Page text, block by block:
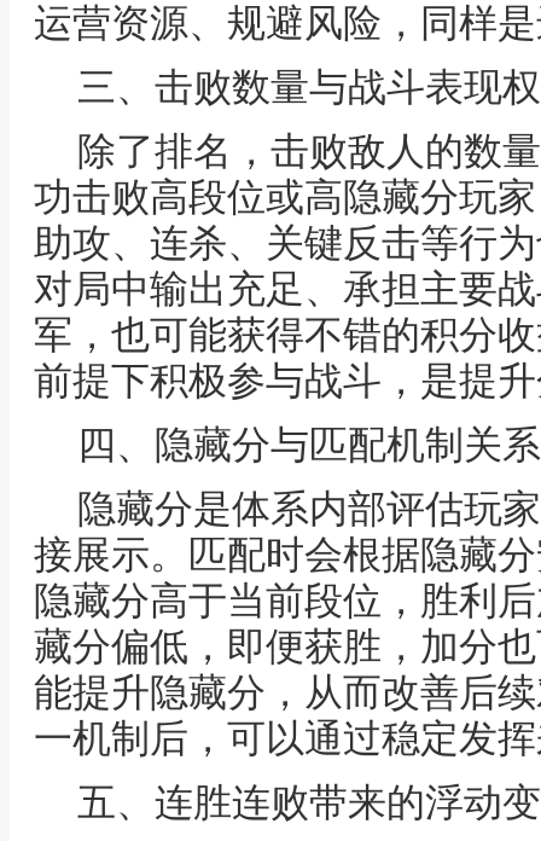
运营资源、规避风险，同样
三、击败数量与战斗表现
除了排名，击败敌人的数
功击败高段位或高隐藏分玩
助攻、连杀、关键反击等行
对局中输出充足、承担主要
军，也可能获得不错的积分
前提下积极参与战斗，是提
四、隐藏分与匹配机制关系
隐藏分是体系内部评估玩
接展示。匹配时会根据隐藏
隐藏分高于当前段位，胜利
藏分偏低，即便获胜，加分
能提升隐藏分，从而改善后
一机制后，可以通过稳定发
五、连胜连败带来的浮动